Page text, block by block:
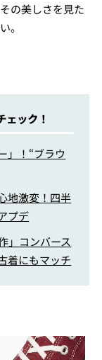
の美しさを見た
。
ェック！
」！“ブラウ
地激変！四半
プデ
」コンバース
着にもマッチ